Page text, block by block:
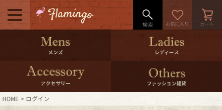
メニュー
500pt＆10％Offクーポンプレゼン
ト
10％0ffクーポンプレゼント
ログイン・会員登録 LINE ID連携
メンズ レディース
アクセサリー ファッション雑貨
HOME ログイン